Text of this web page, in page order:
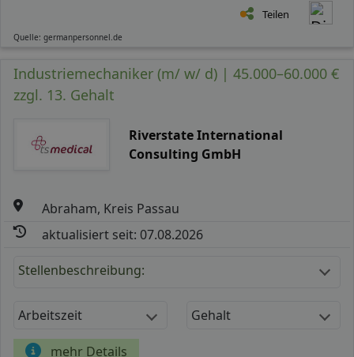
Teilen
Quelle: germanpersonnel.de
Industriemechaniker (m/ w/ d) | 45.000–60.000 €
zzgl. 13. Gehalt
Riverstate International
Consulting GmbH
Abraham, Kreis Passau
aktualisiert seit: 07.08.2026
Stellenbeschreibung:
Arbeitszeit Gehalt
mehr Details